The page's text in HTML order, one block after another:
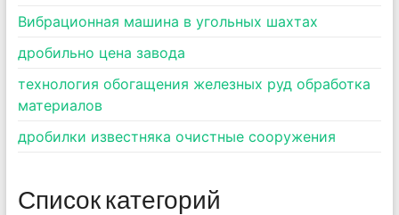
Вибрационная машина в угольных шахтах
дробильно цена завода
технология обогащения железных руд обработка
материалов
дробилки известняка очистные сооружения
Список категорий